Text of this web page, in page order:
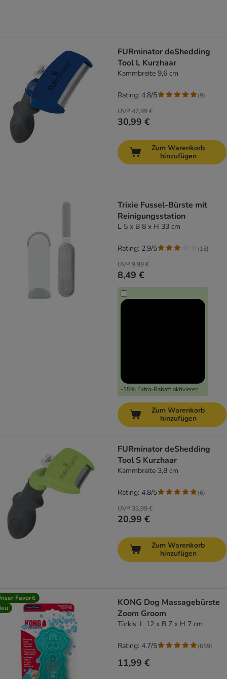
FURminator deShedding
Tool L Kurzhaar
Kammbreite 9,6 cm
UVP 47,99 €
30,99 €
Rating: 4.8/5 (9)
Zum Warenkorb
hinzufügen
Trixie Fussel-Bürste mit
Reinigungsstation
L 5 x B 8 x H 33 cm
UVP 9,99 €
8,49 €
-15% Extra-Rabatt aktivieren
Rating: 2.9/5 (16)
Zum Warenkorb
hinzufügen
FURminator deShedding
Tool S Kurzhaar
Kammbreite 3,8 cm
UVP 33,99 €
20,99 €
Rating: 4.8/5 (6)
Zum Warenkorb
hinzufügen
Favorit
KONG Dog Massagebürste
Zoom Groom
Türkis: L 12 x B 7 x H 7 cm
11,99 €
Rating: 4.7/5 (659)